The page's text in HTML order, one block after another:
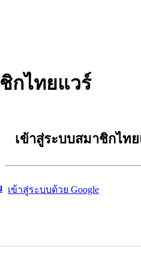
กไทยแวร์
เข้าสู่ระบบสมาชิกไท
เข้าสู่ระบบด้วย Google